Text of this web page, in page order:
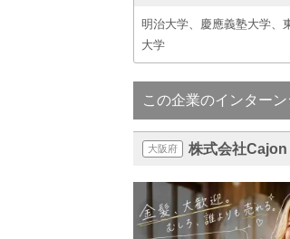
明治大学、慶應義塾大学、
大学
この企業のインター
大阪府 株式会社Cajon